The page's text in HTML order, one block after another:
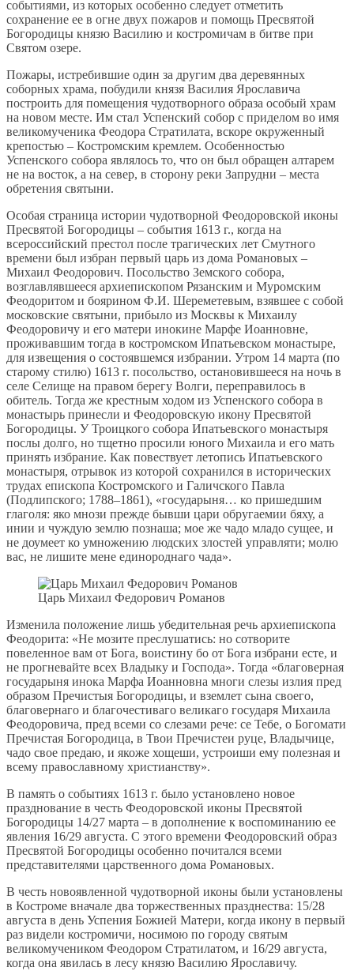
событиями, из которых особенно следует отметить
сохранение ее в огне двух пожаров и помощь Пресвятой
Богородицы князю Василию и костромичам в битве при
Святом озере.
Пожары, истребившие один за другим два деревянных
соборных храма, побудили князя Василия Ярославича
построить для помещения чудотворного образа особый храм
на новом месте. Им стал Успенский собор с приделом во имя
великомученика Феодора Стратилата, вскоре окруженный
крепостью – Костромским кремлем. Особенностью
Успенского собора являлось то, что он был обращен алтарем
не на восток, а на север, в сторону реки Запрудни – места
обретения святыни.
Особая страница истории чудотворной Феодоровской иконы
Пресвятой Богородицы – события 1613 г., когда на
всероссийский престол после трагических лет Смутного
времени был избран первый царь из дома Романовых –
Михаил Феодорович. Посольство Земского собора,
возглавлявшееся архиепископом Рязанским и Муромским
Феодоритом и боярином Ф.И. Шереметевым, взявшее с собой
московские святыни, прибыло из Москвы к Михаилу
Феодоровичу и его матери инокине Марфе Иоанновне,
проживавшим тогда в костромском Ипатьевском монастыре,
для извещения о состоявшемся избрании. Утром 14 марта (по
старому стилю) 1613 г. посольство, остановившееся на ночь в
селе Селище на правом берегу Волги, переправилось в
обитель. Тогда же крестным ходом из Успенского собора в
монастырь принесли и Феодоровскую икону Пресвятой
Богородицы. У Троицкого собора Ипатьевского монастыря
послы долго, но тщетно просили юного Михаила и его мать
принять избрание. Как повествует летопись Ипатьевского
монастыря, отрывок из которой сохранился в исторических
трудах епископа Костромского и Галичского Павла
(Подлипского; 1788–1861), «государыня… ко пришедшим
глаголя: яко мнози прежде бывши цари обругаемии бяху, а
инии и чуждую землю познаша; мое же чадо младо сущее, и
не доумеет ко умножению людских злостей управляти; молю
вас, не лишите мене единороднаго чада».
Царь Михаил Федорович Романов
Изменила положение лишь убедительная речь архиепископа
Феодорита: «Не мозите преслушатись: но сотворите
повеленное вам от Бога, воистину бо от Бога избрани есте, и
не прогневайте всех Владыку и Господа». Тогда «благоверная
государыня инока Марфа Иоанновна многи слезы излия пред
образом Пречистыя Богородицы, и вземлет сына своего,
благовернаго и благочестиваго великаго государя Михаила
Феодоровича, пред всеми со слезами рече: се Тебе, о Богомати
Пречистая Богородица, в Твои Пречистеи руце, Владычице,
чадо свое предаю, и якоже хощеши, устроиши ему полезная и
всему православному христианству».
В память о событиях 1613 г. было установлено новое
празднование в честь Феодоровской иконы Пресвятой
Богородицы 14/27 марта – в дополнение к воспоминанию ее
явления 16/29 августа. С этого времени Феодоровский образ
Пресвятой Богородицы особенно почитался всеми
представителями царственного дома Романовых.
В честь новоявленной чудотворной иконы были установлены
в Костроме вначале два торжественных празднества: 15/28
августа в день Успения Божией Матери, когда икону в первый
раз видели костромичи, носимою по городу святым
великомучеником Феодором Стратилатом, и 16/29 августа,
когда она явилась в лесу князю Василию Ярославичу.